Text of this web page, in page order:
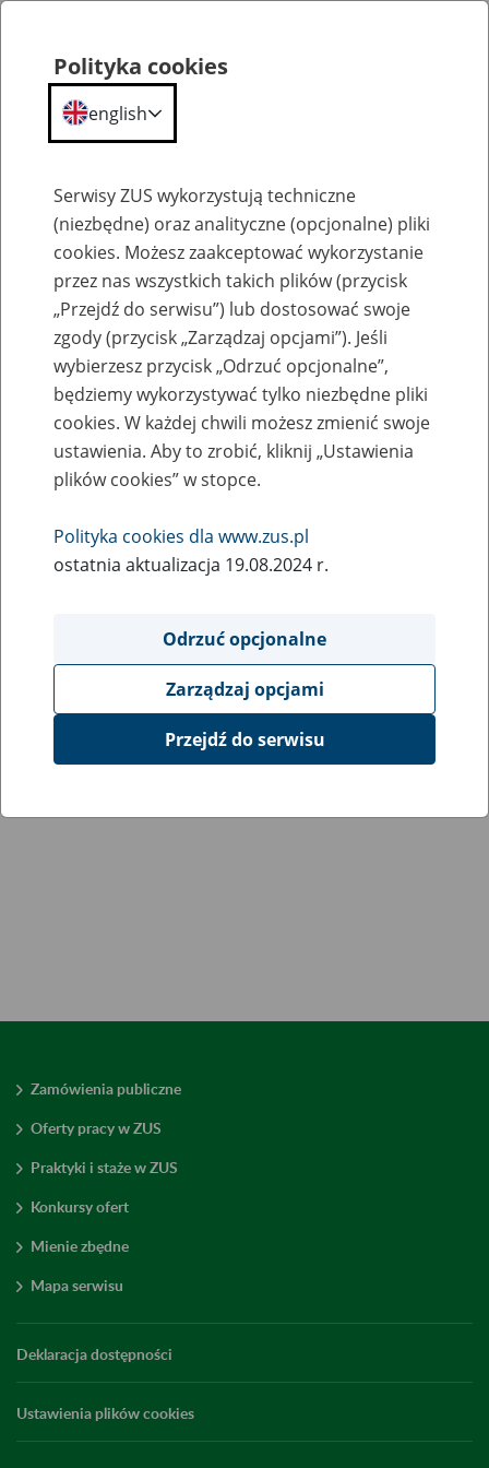
Kalendarium
Zamówienia publiczne
Oferty pracy w ZUS
Praktyki i staże w ZUS
Konkursy ofert
Mienie zbędne
Mapa serwisu
Deklaracja dostępności
Ustawienia plików cookies
Polityka cookies
english
Serwisy ZUS wykorzystują techniczne
(niezbędne) oraz analityczne (opcjonalne) pliki
cookies. Możesz zaakceptować wykorzystanie
przez nas wszystkich takich plików (przycisk
„Przejdź do serwisu”) lub dostosować swoje
zgody (przycisk „Zarządzaj opcjami”). Jeśli
wybierzesz przycisk „Odrzuć opcjonalne”,
będziemy wykorzystywać tylko niezbędne pliki
cookies. W każdej chwili możesz zmienić swoje
ustawienia. Aby to zrobić, kliknij „Ustawienia
plików cookies” w stopce.
Polityka cookies dla www.zus.pl
ostatnia aktualizacja 19.08.2024 r.
Odrzuć opcjonalne
Zarządzaj opcjami
Przejdź do serwisu